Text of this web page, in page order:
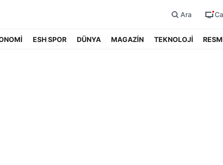
Ara
ESH SPOR DÜNYA MAGAZİN TEKNOLOJİ